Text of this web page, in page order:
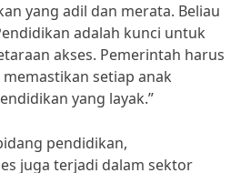
yang adil dan merata. Beliau
adalah kunci untuk
akses. Pemerintah harus
setiap anak
yang layak.”
pendidikan,
juga terjadi dalam sektor